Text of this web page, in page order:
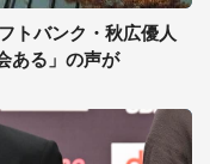
トバンク・秋広優人
ある」の声が